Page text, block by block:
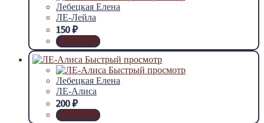
Лебецкая Елена
ЛЕ-Лейла
150₽
В корзину
Быстрый просмотр
Быстрый просмотр
Лебецкая Елена
ЛЕ-Алиса
200₽
В корзину